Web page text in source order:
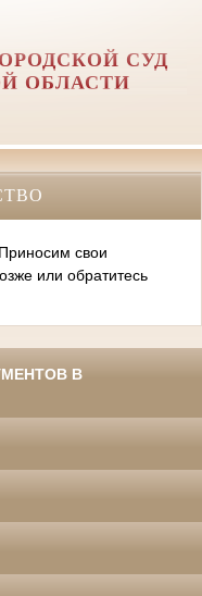
СУД
ОБЛАСТИ
свои
или обратитесь
В